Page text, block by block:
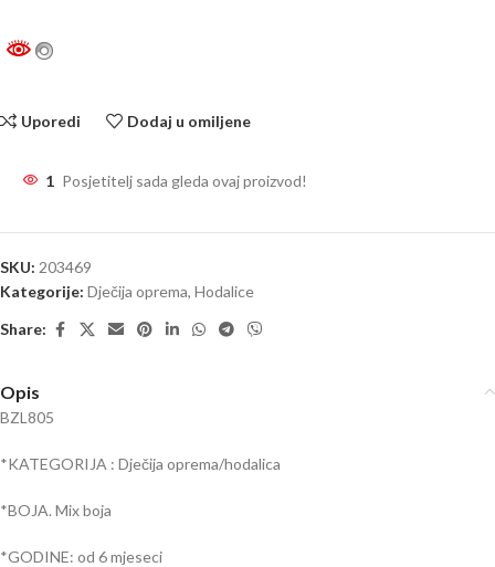
Uporedi Dodaj u omiljene
1 Posjetitelj sada gleda ovaj proizvod!
SKU: 203469
Kategorije: Dječija oprema, Hodalice
Share:
Opis
BZL805
*KATEGORIJA : Dječija oprema/hodalica
*BOJA. Mix boja
*GODINE: od 6 mjeseci